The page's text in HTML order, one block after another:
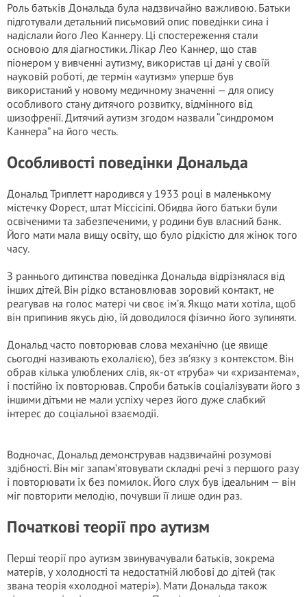
Роль батьків Дональда була надзвичайно важливою. Батьки
підготували детальний письмовий опис поведінки сина і
надіслали його Лео Каннеру. Ці спостереження стали
основою для діагностики. Лікар Лео Каннер, що став
піонером у вивченні аутизму, використав ці дані у своїй
науковій роботі, де термін «аутизм» уперше був
використаний у новому медичному значенні — для опису
особливого стану дитячого розвитку, відмінного від
шизофренії. Дитячий аутизм згодом назвали “синдромом
Каннера” на його честь.
Особливості поведінки Дональда
Дональд Триплетт народився у 1933 році в маленькому
містечку Форест, штат Міссісіпі. Обидва його батьки були
освіченими та забезпеченими, у родини був власний банк.
Його мати мала вищу освіту, що було рідкістю для жінок того
часу.
З раннього дитинства поведінка Дональда відрізнялася від
інших дітей. Він рідко встановлював зоровий контакт, не
реагував на голос матері чи своє ім’я. Якщо мати хотіла, щоб
він припинив якусь дію, їй доводилося фізично його зупиняти.
Дональд часто повторював слова механічно (це явище
сьогодні називають ехолалією), без зв’язку з контекстом. Він
обрав кілька улюблених слів, як-от «труба» чи «хризантема»,
і постійно їх повторював. Спроби батьків соціалізувати його з
іншими дітьми не мали успіху через його дуже слабкий
інтерес до соціальної взаємодії.
Водночас, Дональд демонстрував надзвичайні розумові
здібності. Він міг запам’ятовувати складні речі з першого разу
і повторювати їх без помилок. Його слух був ідеальним — він
міг повторити мелодію, почувши її лише один раз.
Початкові теорії про аутизм
Перші теорії про аутизм звинувачували батьків, зокрема
матерів, у холодності та недостатній любові до дітей (так
звана теорія «холодної матері»). Мати Дональда також